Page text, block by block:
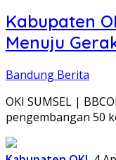
Kabupaten
Menuju
Bandung Berita
OKI SUMSEL |
pengembangan 50